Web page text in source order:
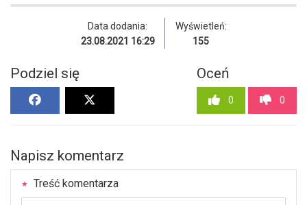
Data dodania:
23.08.2021 16:29
Wyświetleń:
155
Podziel się Oceń
0 0
Napisz komentarz
Treść komentarza